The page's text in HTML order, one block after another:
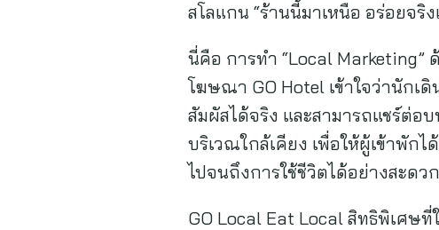
สโลแกน “ร้านนี้มาเหนือ อร่อยจริง
นี่คือ การทำ “Local Marketing”
โฆษณา GO Hotel เข้าใจว่านักเ
สัมผัสได้จริง และสามารถแชร์ต่อ
บริเวณใกล้เคียง เพื่อให้ผู้เข้าพัก
ไปจนถึงการใช้ชีวิตได้อย่างสะดว
GO Local Eat Local สิทธิพิเศษ